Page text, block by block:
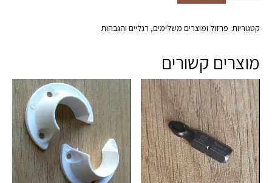
קטגוריות: פרזול ומוצרים משלימים, רגליים והגבהות
מוצרים קשורים